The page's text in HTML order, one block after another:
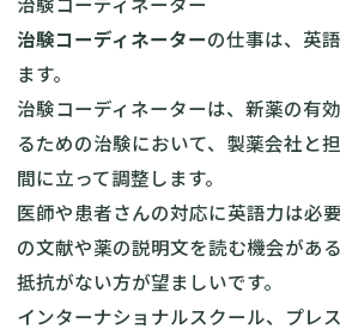
治験コーディネーターの仕事は、英
ます。
治験コーディネーターは、新薬の有
るための治験において、製薬会社と
間に立って調整します。
医師や患者さんの対応に英語力は必
の文献や薬の説明文を読む機会があ
抵抗がない方が望ましいです。
インターナショナルスクール、プレ